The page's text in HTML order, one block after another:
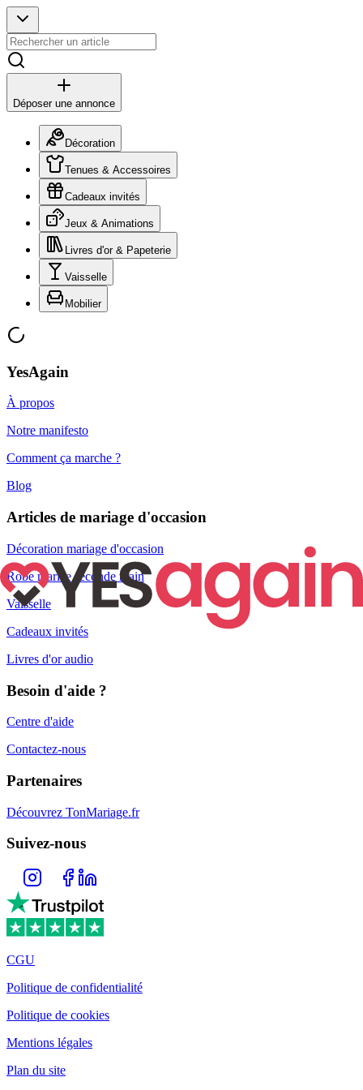
Déposer une annonce
Décoration
Tenues & Accessoires
Cadeaux invités
Jeux & Animations
Livres d'or & Papeterie
Vaisselle
Mobilier
YesAgain
À propos
Notre manifesto
Comment ça marche ?
Blog
Articles de mariage d'occasion
Décoration mariage d'occasion
Robe mariée seconde main
Vaisselle
Cadeaux invités
Livres d'or audio
Besoin d'aide ?
Centre d'aide
Contactez-nous
Partenaires
Découvrez TonMariage.fr
Suivez-nous
CGU
Politique de confidentialité
Politique de cookies
Mentions légales
Plan du site